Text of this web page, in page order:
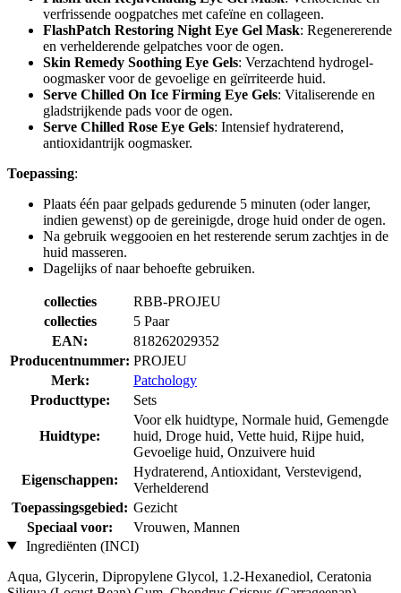
verfrissende oogpatches met cafeïne en collageen.
FlashPatch Restoring Night Eye Gel Mask: Regenererende
en verhelderende gelpatches voor de ogen.
Skin Remedy Soothing Eye Gels: Verzachtend hydrogel-
oogmasker voor de gevoelige en geïrriteerde huid.
Serve Chilled On Ice Firming Eye Gels: Vitaliserende en
gladstrijkende pads voor de ogen.
Serve Chilled Rose Eye Gels: Intensief hydraterend,
antioxidantrijk oogmasker.
Toepassing:
Plaats één paar gelpads gedurende 5 minuten (oder langer,
indien gewenst) op de gereinigde, droge huid onder de ogen.
Na gebruik weggooien en het resterende serum zachtjes in de
huid masseren.
Dagelijks of naar behoefte gebruiken.
collecties
RBB-PROJEU
collecties
5 Paar
EAN:
818262029352
Producentnummer: PROJEU
Merk:
Patchology
Producttype:
Sets
Huidtype:
Voor elk huidtype, Normale huid, Gemengde
huid, Droge huid, Vette huid, Rijpe huid,
Gevoelige huid, Onzuivere huid
Eigenschappen:
Hydraterend, Antioxidant, Verstevigend,
Verhelderend
Toepassingsgebied: Gezicht
Speciaal voor:
Vrouwen, Mannen
Ingrediënten (INCI)
Aqua, Glycerin, Dipropylene Glycol, 1.2-Hexanediol, Ceratonia